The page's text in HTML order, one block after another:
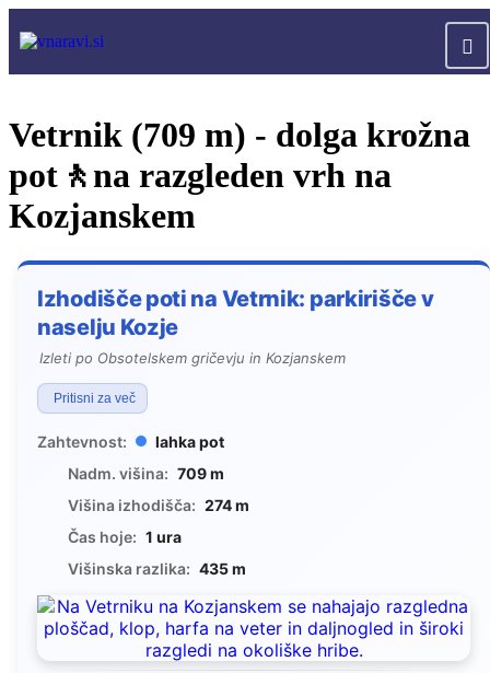
Vetrnik (709 m) - dolga krožna
pot🚶na razgleden vrh na
Kozjanskem
Izhodišče poti na Vetrnik: parkirišče v
naselju Kozje
Izleti po Obsotelskem gričevju in Kozjanskem
Pritisni za več
Zahtevnost:
lahka pot
Nadm. višina: 709 m
Višina izhodišča: 274 m
Čas hoje: 1 ura
Višinska razlika: 435 m